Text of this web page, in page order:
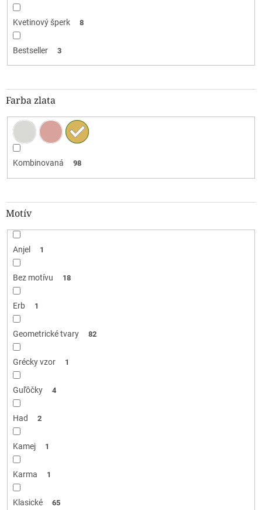
Kvetinový šperk 8
Bestseller 3
Farba zlata
Kombinovaná 98
Motív
Anjel 1
Bez motívu 18
Erb 1
Geometrické tvary 82
Grécky vzor 1
Guľôčky 4
Had 2
Kamej 1
Karma 1
Klasické 65